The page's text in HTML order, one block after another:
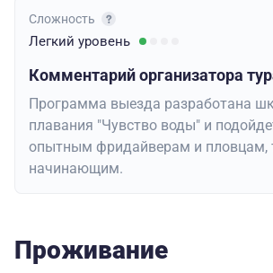
Сложность
Легкий уровень
Комментарий организатора
Программа выезда разработана
плавания "Чувство воды" и
опытным фридайверам и пловцам,
начинающим.
Проживание